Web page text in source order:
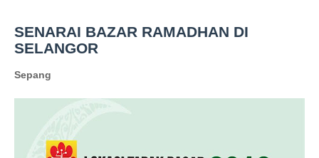
SENARAI BAZAR RAMADHAN DI
SELANGOR
Sepang